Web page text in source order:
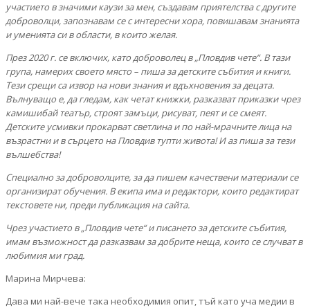
участието в значими каузи за мен, създавам приятелства с другите
доброволци, запознавам се с интересни хора, повишавам знанията
и уменията си в области, в които желая.
През 2020 г. се включих, като доброволец в „Пловдив чете“. В тази
група, намерих своето място – пиша за детските събития и книги.
Тези срещи са извор на нови знания и вдъхновения за децата.
Вълнуващо е, да гледам, как четат книжки, разказват приказки чрез
камишибай театър, строят замъци, рисуват, пеят и се смеят.
Детските усмивки прокарват светлина и по най-мрачните лица на
възрастни и в сърцето на Пловдив тупти живота! И аз пиша за тези
вълшебства!
Специално за доброволците, за да пишем качествени материали се
организират обучения. В екипа има и редактори, които редактират
текстовете ни, преди публикация на сайта.
Чрез участието в „Пловдив чете“ и писането за детските събития,
имам възможност да разказвам за добрите неща, които се случват в
любимия ми град.
Марина Мирчева:
Дава ми най-вече така необходимия опит, тъй като уча медии в